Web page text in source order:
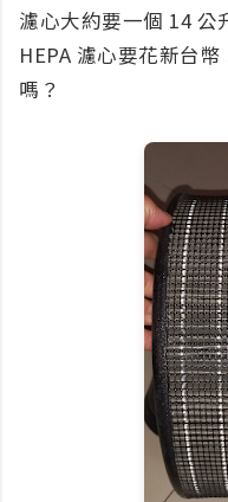
濾心大約要一個 14 公
HEPA 濾心要花新台
嗎？